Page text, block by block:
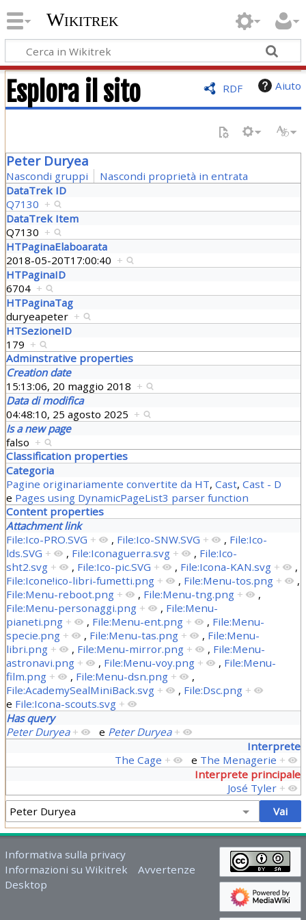
Wikitrek
RDF Aiuto
Esplora il sito
Peter Duryea
Nascondi gruppi
Nascondi proprietà in entrata
DataTrek ID
Q7130 +
DataTrek Item
Q7130 +
HTPaginaElaboarata
2018-05-20T17:00:40 +
HTPaginaID
6704 +
HTPaginaTag
duryeapeter +
HTSezioneID
179 +
Adminstrative properties
Creation date
15:13:06, 20 maggio 2018 +
Data di modifica
04:48:10, 25 agosto 2025 +
Is a new page
falso +
Classification properties
Categoria
Pagine originariamente convertite da HT, Cast, Cast - D
e Pages using DynamicPageList3 parser function
Content properties
Attachment link
File:Ico-PRO.SVG + , File:Ico-SNW.SVG + , File:Ico-
lds.SVG + , File:Iconaguerra.svg + , File:Ico-
sht2.svg + , File:Ico-pic.SVG + , File:Icona-KAN.svg +
,
File:Icone!ico-libri-fumetti.png + , File:Menu-tos.png +
,
File:Menu-reboot.png + , File:Menu-tng.png +
,
File:Menu-personaggi.png + , File:Menu-
pianeti.png + , File:Menu-ent.png + , File:Menu-
specie.png + , File:Menu-tas.png + , File:Menu-
libri.png + , File:Menu-mirror.png + , File:Menu-
astronavi.png + , File:Menu-voy.png + , File:Menu-
film.png + , File:Menu-dsn.png +
,
File:AcademySealMiniBack.svg + , File:Dsc.png +
e File:Icona-scouts.svg +
Has query
Peter Duryea + e Peter Duryea +
Interprete
The Cage + e The Menagerie +
Interprete principale
José Tyler +
Informativa sulla privacy
Informazioni su Wikitrek
Avvertenze
Desktop